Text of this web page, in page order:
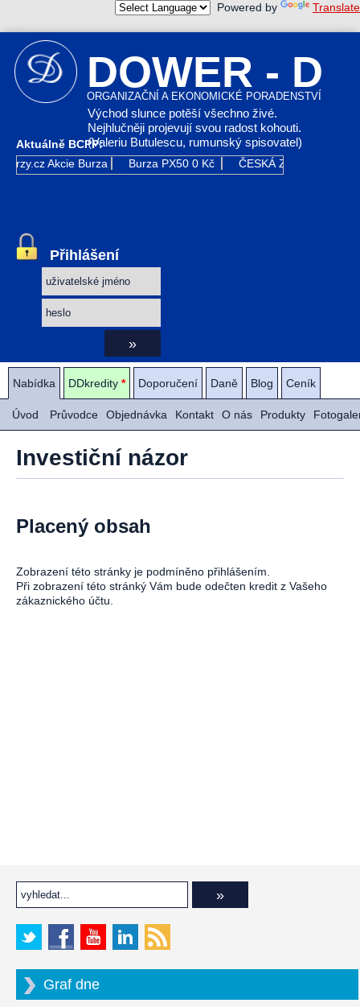
Powered by Translate
DOWER - D
ORGANIZAČNÍ A EKONOMICKÉ PORADENSTVÍ
Východ slunce potěší všechno živé.
Nejhlučněji projevují svou radost kohouti.
(Valeriu Butulescu, rumunský spisovatel)
Aktuálně BCPP:
Akcie Burza Burza PX50 0 Kč ČESKÁ ZBROJOVKA GR
Přihlášení
Nabídka DDkredity * Doporučení Daně Blog Ceník
Úvod Průvodce Objednávka Kontakt O nás Produkty
Investiční názor
Placený obsah
Zobrazení této stránky je podmíněno přihlášením.
Při zobrazení této stránký Vám bude odečten kredit z Vašeho
zákaznického účtu.
Graf dne